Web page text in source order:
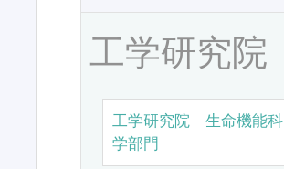
工学研究院
工学研究院 生命機能科
学部門